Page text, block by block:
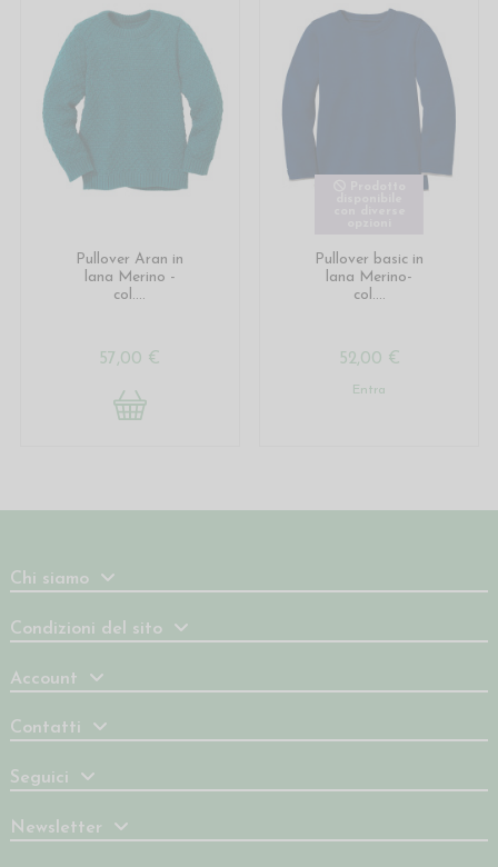
Pullover Aran in
lana Merino -
col....
57,00 €
Pullover basic in
lana Merino-
col....
52,00 €
Entra
Chi siamo
Condizioni del sito
Account
Contatti
Seguici
Newsletter